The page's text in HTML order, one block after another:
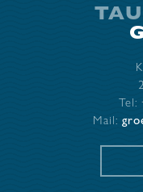
Tel:
Mail: